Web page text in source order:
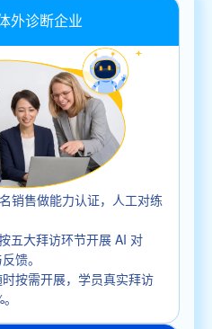
外诊断企业
销售做能力认证，人工对练
五大拜访环节开展 AI 对
馈。
按需开展，学员真实拜访